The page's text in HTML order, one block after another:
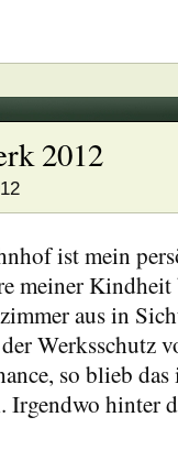
2012
ist mein
meiner
aus in
Werksschutz
so blieb
hinter